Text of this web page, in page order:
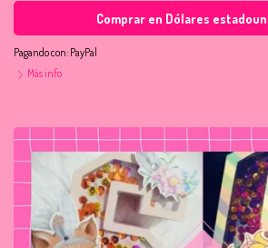
Comprar en Dólares
Pagando con: PayPal
Más info